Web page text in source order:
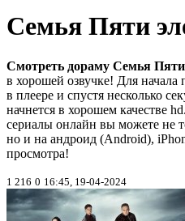
Семья Пяти
Смотреть дораму Семья Пяти
в хорошей озвучке! Для
в плеере и спустя несколько
начнется в хорошем качестве
сериалы онлайн вы можете не
но и на андроид (Android),
просмотра!
1 216 0 16:45, 19-04-2024